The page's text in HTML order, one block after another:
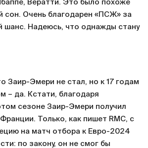
Вератти. Это было похоже
сон. Очень благодарен «ПСЖ» за
шанс. Надеюсь, что однажды стану
Заир-Эмери не стал, но к 17 годам
– да. Кстати, благодаря
сезоне Заир-Эмери получил
Только, как пишет RMC, с
на матч отбора к Евро-2024
по закону, он не смог бы